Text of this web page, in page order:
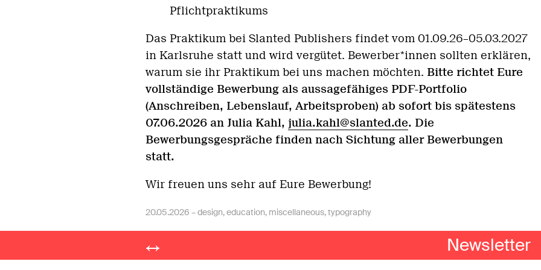
Pflichtpraktikums
Das Praktikum bei Slanted Pub­lishers findet vom 01.09.26–05.03.2027
in Karlsruhe statt und wird vergütet. Bewerber*innen sollten erklären,
warum sie ihr Praktikum bei uns machen möchten. Bitte richtet Eure
vollständige Bewerbung als aussagefähiges PDF-Portfolio
(Anschreiben, Lebenslauf, Arbeitsproben) ab sofort bis spätestens
07.06.2026 an Julia Kahl, julia.kahl@slanted.de. Die
Bewerbungsgespräche finden nach Sichtung aller Bewerbungen
statt.
Wir freuen uns sehr auf Eure Bewerbung!
20.05.2026 –design,education, miscellaneous,typography
Post Newsletter